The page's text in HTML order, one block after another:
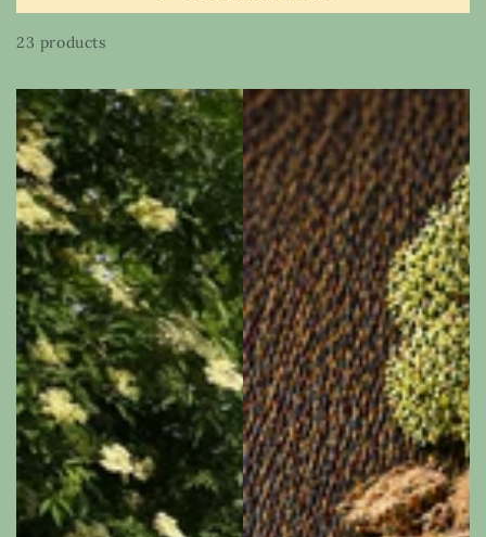
23 products